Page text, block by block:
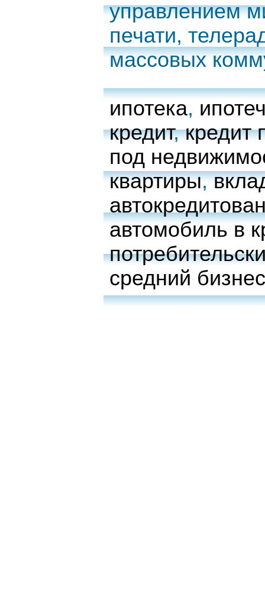
управлением
печати,
массовых
ипотека,
кредит,кредит
под
квартиры,
автомобиль в
средний бизнес